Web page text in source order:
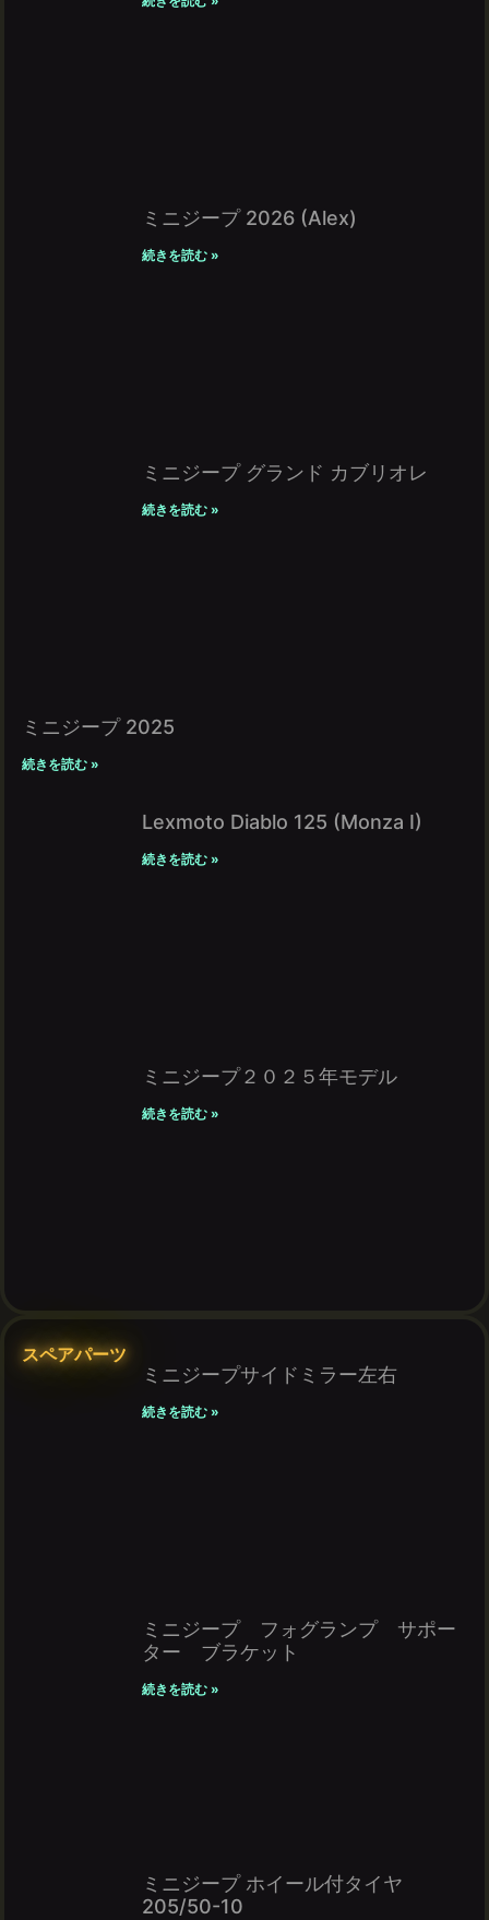
ミニジープ 2026 (Alex)
続きを読む »
ミニジープ グランド カブリオレ
続きを読む »
ミニジープ 2025
続きを読む »
Lexmoto Diablo 125 (Monza I)
続きを読む »
ミニジープ２０２５年モデル
続きを読む »
スペアパーツ
ミニジープサイドミラー左右
続きを読む »
ミニジープ フォグランプ サポー
ター ブラケット
続きを読む »
ミニジープ ホイール付タイヤ
205/50-10